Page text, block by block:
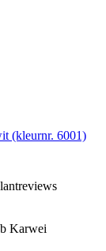
(kleurnr. 6001)
Karwei